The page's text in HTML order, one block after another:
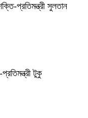
প্রতিমন্ত্রী সুলতান
প্রতিমন্ত্রী টুকু